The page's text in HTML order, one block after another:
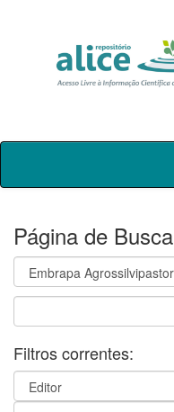
Skip
Página de Busca
Filtros correntes: